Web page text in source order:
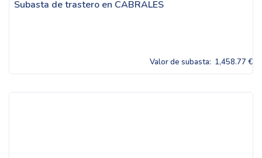
Subasta de trastero en CABRALES
Valor de subasta: 1,458.77 €